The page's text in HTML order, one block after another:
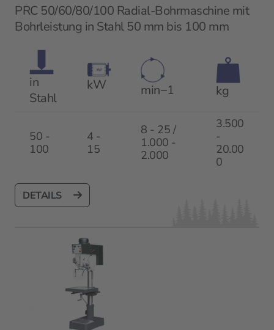
PRC 50/60/80/100 Radial-Bohrmaschine mit
Bohrleistung in Stahl 50 mm bis 100 mm
in
Stahl
kW min−1 kg
50 -
100
4 -
15
8 - 25 /
1.000 -
2.000
3.500
-
20.00
0
DETAILS